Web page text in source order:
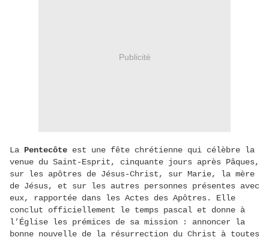
Publicité
La Pentecôte est une fête chrétienne qui célèbre la
venue du Saint-Esprit, cinquante jours après Pâques,
sur les apôtres de Jésus-Christ, sur Marie, la mère
de Jésus, et sur les autres personnes présentes avec
eux, rapportée dans les Actes des Apôtres. Elle
conclut officiellement le temps pascal et donne à
l’Église les prémices de sa mission : annoncer la
bonne nouvelle de la résurrection du Christ à toutes